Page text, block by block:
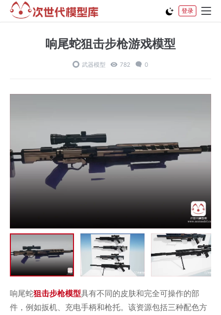
登录
响尾蛇狙击步枪游戏模型
武器模型 782 0
响尾蛇狙击步枪模型具有不同的皮肤和完全可操作的部
件，例如扳机、充电手柄和枪托。该资源包括三种配色方